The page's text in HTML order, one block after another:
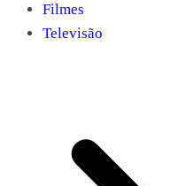
Filmes
Televisão